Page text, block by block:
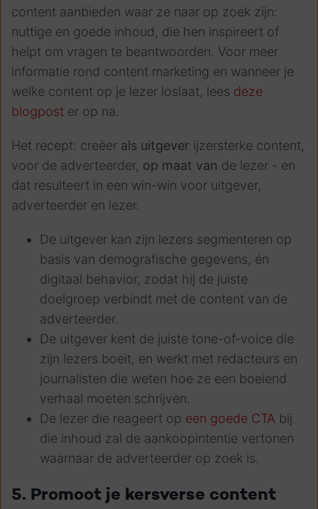
content aanbieden waar ze naar op zoek zijn:
nuttige en goede inhoud, die hen inspireert of
helpt om vragen te beantwoorden. Voor meer
informatie rond content marketing en wanneer je
welke content op je lezer loslaat, lees deze
blogpost er op na.
Het recept: creëer als uitgever ijzersterke content,
voor de adverteerder, op maat van de lezer - en
dat resulteert in een win-win voor uitgever,
adverteerder en lezer.
De uitgever kan zijn lezers segmenteren op
basis van demografische gegevens, én
digitaal behavior, zodat hij de juiste
doelgroep verbindt met de content van de
adverteerder.
De uitgever kent de juiste tone-of-voice die
zijn lezers boeit, en werkt met redacteurs en
journalisten die weten hoe ze een boeiend
verhaal moeten schrijven.
De lezer die reageert op een goede CTA bij
die inhoud zal de aankoopintentie vertonen
waarnaar de adverteerder op zoek is.
5. Promoot je kersverse content